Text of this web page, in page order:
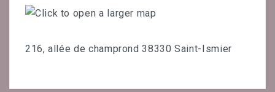
216, allée de champrond 38330 Saint-Ismier